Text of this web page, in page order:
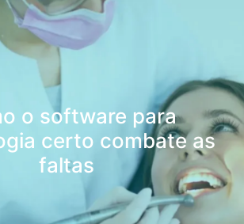
o software para
certo combate as
faltas